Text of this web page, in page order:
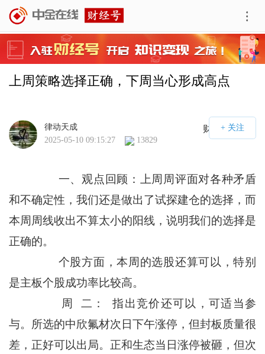
上周策略选择正确，下周当心形成高点
财经号APP
律动天成
2025-05-10 09:15:27
13829
一、观点回顾：上周周评面对各种矛盾
和不确定性，我们还是做出了试探建仓的选择，而
本周周线收出不算太小的阳线，说明我们的选择是
正确的。
个股方面，本周的选股还算可以，特别
是主板个股成功率比较高。
周 二： 指出竞价还可以，可适当参
与。所选的中欣氟材次日下午涨停，但封板质量很
差，正好可以出局。正和生态当日涨停被砸，但次